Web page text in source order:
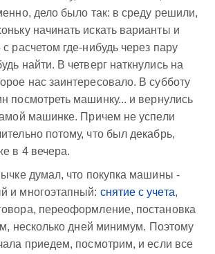
дело было так: в среду решили,
начинать искать варианты и
расчетом где-нибудь через пару
найти. В четверг наткнулись на
нас заинтересовало. В субботу
посмотреть машинку... и вернулись
машинке. Причем не успели
потому, что был декабрь,
в 4 вечера.
думал, что покупка машины -
и многоэтапный: снятие с учета,
переоформление, постановка
несколько дней минимум. Поэтому
приедем, посмотрим, и если все